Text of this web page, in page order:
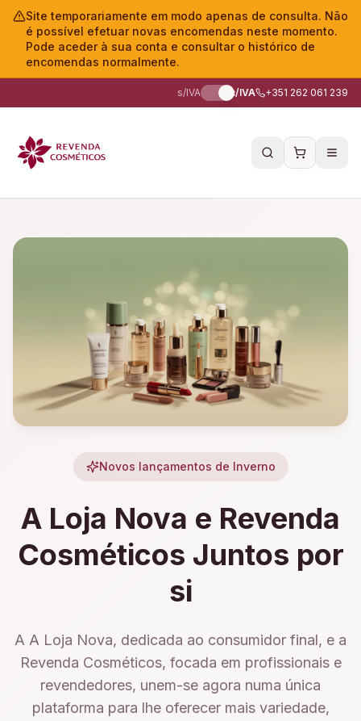
Site temporariamente em modo apenas de consulta. Não
é possível efetuar novas encomendas neste momento.
Pode aceder à sua conta e consultar o histórico de
encomendas normalmente.
s/IVA c/IVA +351 262 061 239
Novos lançamentos de Inverno
A Loja Nova e Revenda
Cosméticos Juntos por
si
A A Loja Nova, dedicada ao consumidor final, e a
Revenda Cosméticos, focada em profissionais e
revendedores, unem-se agora numa única
plataforma para lhe oferecer mais variedade,